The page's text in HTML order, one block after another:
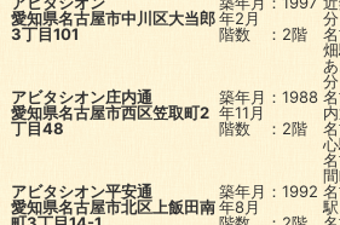
愛知県名古屋市中川区大当郎
3丁目101
年2月
階数 ：2階
分
分
アビタシオン庄内通
愛知県名古屋市西区笠取町2
丁目48
築年月：1988
年11月
階数 ：2階
アビタシオン平安通
愛知県名古屋市北区上飯田南
築年月：1992
年8月
駅